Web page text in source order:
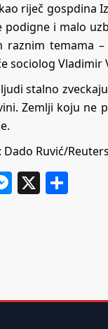
riječ gospdina
podigne i malo
raznim temama
sociolog Vladimir
stalno
Zemlji koju ne
Ruvić/
X